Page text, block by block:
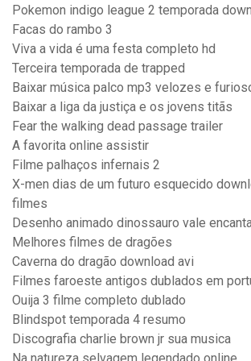
Pokemon indigo league 2 temporada
Facas do rambo 3
Viva a vida é uma festa completo hd
Terceira temporada de trapped
Baixar música palco mp3 velozes e
Baixar a liga da justiça e os jovens titãs
Fear the walking dead passage trailer
A favorita online assistir
Filme palhaços infernais 2
X-men dias de um futuro esquecido
filmes
Desenho animado dinossauro vale
Melhores filmes de dragões
Caverna do dragão download avi
Filmes faroeste antigos dublados em
Ouija 3 filme completo dublado
Blindspot temporada 4 resumo
Discografia charlie brown jr sua musica